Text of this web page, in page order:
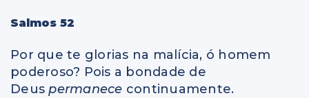
Salmos 52
Por que te glorias na malícia, ó homem
poderoso? Pois a bondade de
Deuspermanece continuamente.